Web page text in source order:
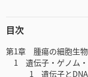
目次
第1章 腫瘍の細胞生
1 遺伝子・ゲノム
1 遺伝子とDNA